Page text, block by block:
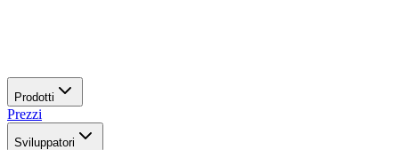
Prodotti
Prezzi
Sviluppatori